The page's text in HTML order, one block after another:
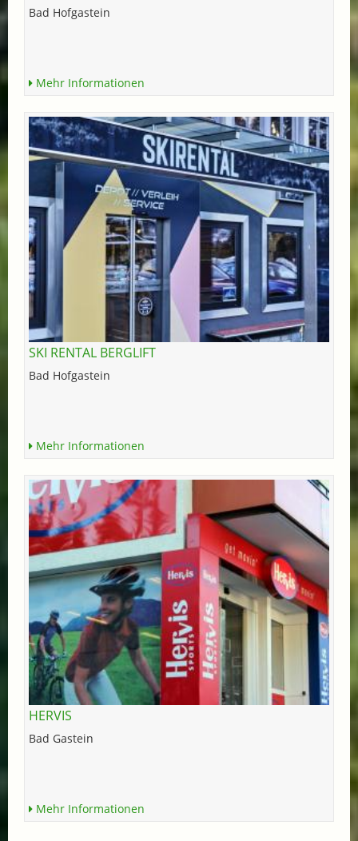
Bad Hofgastein
Mehr Informationen
SKI RENTAL BERGLIFT
Bad Hofgastein
Mehr Informationen
HERVIS
Bad Gastein
Mehr Informationen